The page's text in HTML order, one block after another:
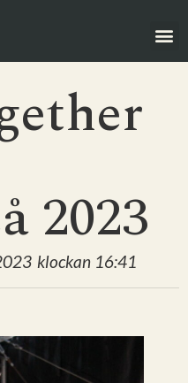
2023
klockan 16:41